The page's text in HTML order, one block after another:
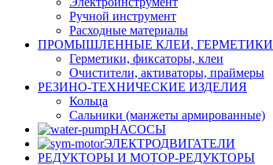
Ручной инструмент
Расходные материалы
ПРОМЫШЛЕННЫЕ КЛЕИ, ГЕРМЕТИКИ
Герметики, фиксаторы, клеи
Очистители, активаторы, праймеры
РЕЗИНО-ТЕХНИЧЕСКИЕ ИЗДЕЛИЯ
Кольца
Сальники (манжеты армированные)
НАСОСЫ
ЭЛЕКТРОДВИГАТЕЛИ
РЕДУКТОРЫ И МОТОР-РЕДУКТОРЫ